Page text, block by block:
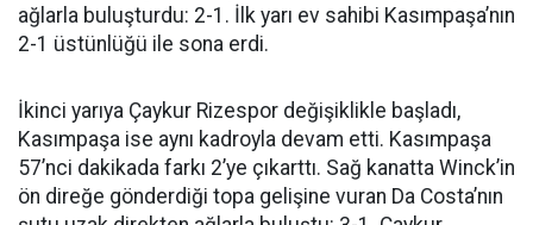
ağlarla buluşturdu: 2-1. İlk yarı ev sahibi Kasımpaşa’nın
2-1 üstünlüğü ile sona erdi.
İkinci yarıya Çaykur Rizespor değişiklikle başladı,
Kasımpaşa ise aynı kadroyla devam etti. Kasımpaşa
57’nci dakikada farkı 2’ye çıkarttı. Sağ kanatta Winck’in
ön direğe gönderdiği topa gelişine vuran Da Costa’nın